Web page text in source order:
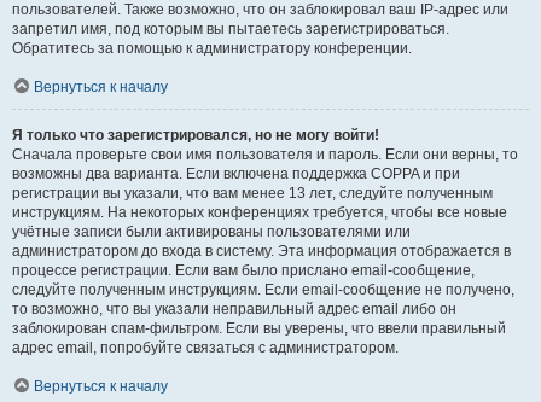
пользователей. Также возможно, что он заблокировал ваш IP-адрес или
запретил имя, под которым вы пытаетесь зарегистрироваться.
Обратитесь за помощью к администратору конференции.
Вернуться к началу
Я только что зарегистрировался, но не могу войти!
Сначала проверьте свои имя пользователя и пароль. Если они верны, то
возможны два варианта. Если включена поддержка COPPA и при
регистрации вы указали, что вам менее 13 лет, следуйте полученным
инструкциям. На некоторых конференциях требуется, чтобы все новые
учётные записи были активированы пользователями или
администратором до входа в систему. Эта информация отображается в
процессе регистрации. Если вам было прислано email-сообщение,
следуйте полученным инструкциям. Если email-сообщение не получено,
то возможно, что вы указали неправильный адрес email либо он
заблокирован спам-фильтром. Если вы уверены, что ввели правильный
адрес email, попробуйте связаться с администратором.
Вернуться к началу